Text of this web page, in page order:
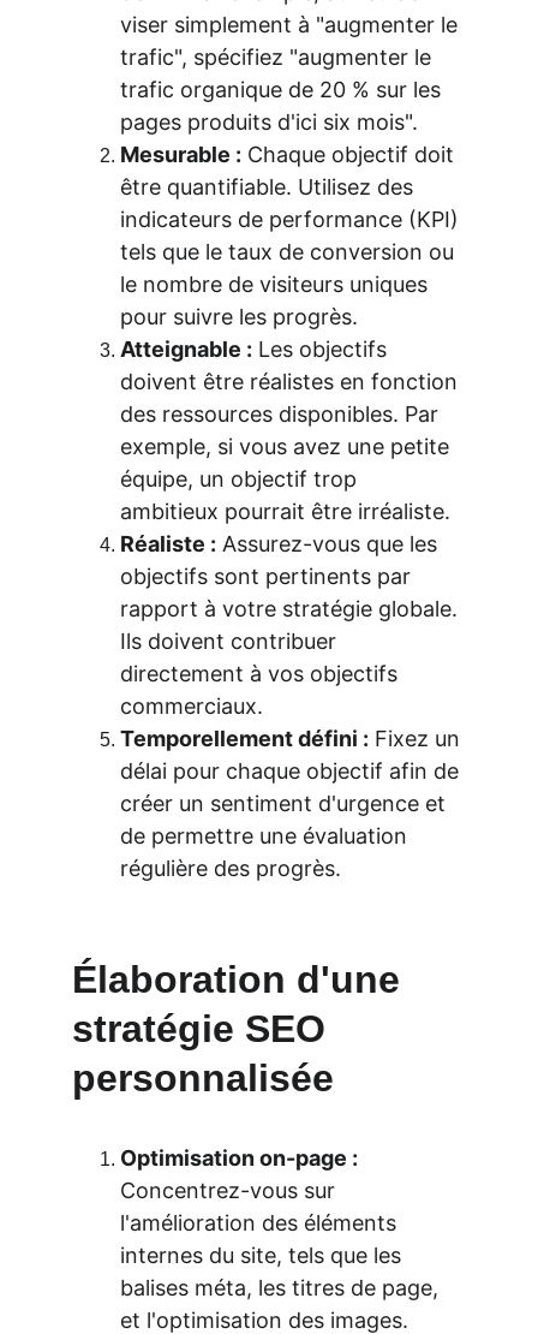
viser simplement à "augmenter le
trafic", spécifiez "augmenter le
trafic organique de 20 % sur les
pages produits d'ici six mois".
Mesurable : Chaque objectif doit
être quantifiable. Utilisez des
indicateurs de performance (KPI)
tels que le taux de conversion ou
le nombre de visiteurs uniques
pour suivre les progrès.
Atteignable : Les objectifs
doivent être réalistes en fonction
des ressources disponibles. Par
exemple, si vous avez une petite
équipe, un objectif trop
ambitieux pourrait être irréaliste.
Réaliste : Assurez-vous que les
objectifs sont pertinents par
rapport à votre stratégie globale.
Ils doivent contribuer
directement à vos objectifs
commerciaux.
Temporellement défini : Fixez un
délai pour chaque objectif afin de
créer un sentiment d'urgence et
de permettre une évaluation
régulière des progrès.
Élaboration d'une
stratégie SEO
personnalisée
Optimisation on-page :
Concentrez-vous sur
l'amélioration des éléments
internes du site, tels que les
balises méta, les titres de page,
et l'optimisation des images.